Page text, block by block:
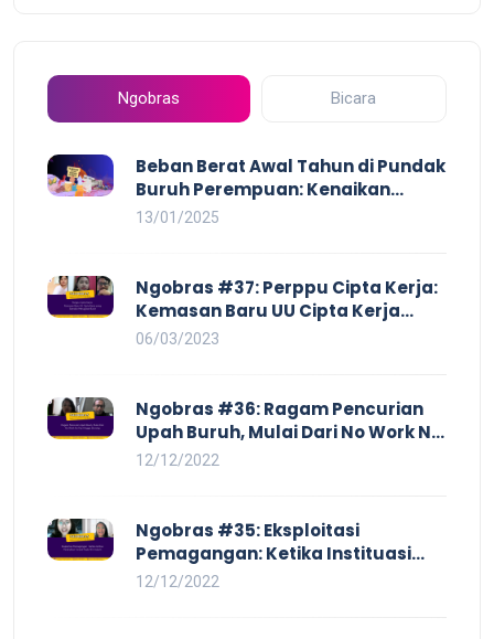
Ngobras Bicara
Beban Berat Awal Tahun di Pundak
Buruh Perempuan: Kenaikan
Harga yang Mencekik, Ancaman
13/01/2025
Ngobras #37: Perppu Cipta Kerja:
Kemasan Baru UU Cipta Kerja
yang Semakin Merugikan Buruh
06/03/2023
Ngobras #36: Ragam Pencurian
Upah Buruh, Mulai Dari No Work No
Pay Hingga Skorsing
12/12/2022
Ngobras #35: Eksploitasi
Pemagangan: Ketika Instituasi
Pendidikan Tunduk pada Hilir
12/12/2022